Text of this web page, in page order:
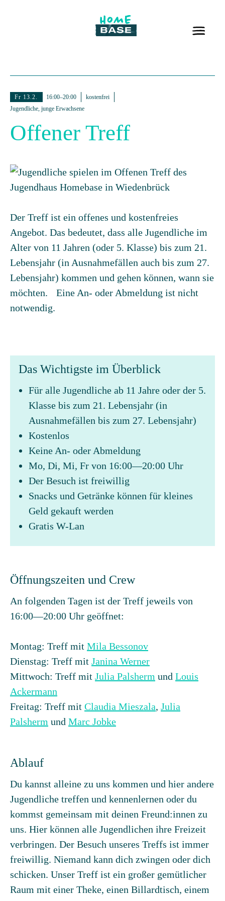
Fr 13.2. 16:00–20:00
kostenfrei
Jugendliche, junge Erwachsene
Offener Treff
Der Treff ist ein offenes und kostenfreies
Angebot. Das bedeutet, dass alle Jugendliche im
Alter von 11 Jahren (oder 5. Klasse) bis zum 21.
Lebensjahr (in Ausnahmefällen auch bis zum 27.
Lebensjahr) kommen und gehen können, wann sie
möchten. Eine An- oder Abmeldung ist nicht
notwendig.
Das Wichtigste im Überblick
Für alle Jugendliche ab 11 Jahre oder der 5.
Klasse bis zum 21. Lebensjahr (in
Ausnahmefällen bis zum 27. Lebensjahr)
Kostenlos
Keine An- oder Abmeldung
Mo, Di, Mi, Fr von 16:00—20:00 Uhr
Der Besuch ist freiwillig
Snacks und Getränke können für kleines
Geld gekauft werden
Gratis W-Lan
Öffnungszeiten und Crew
An folgenden Tagen ist der Treff jeweils von
16:00—20:00 Uhr geöffnet:
Montag: Treff mit Mila Bessonov
Dienstag: Treff mit Janina Werner
Mittwoch: Treff mit Julia Palsherm und Louis
Ackermann
Freitag: Treff mit Claudia Mieszala, Julia
Palsherm und Marc Jobke
Ablauf
Du kannst alleine zu uns kommen und hier andere
Jugendliche treffen und kennenlernen oder du
kommst gemeinsam mit deinen Freund:innen zu
uns. Hier können alle Jugendlichen ihre Freizeit
verbringen. Der Besuch unseres Treffs ist immer
freiwillig. Niemand kann dich zwingen oder dich
schicken. Unser Treff ist ein großer gemütlicher
Raum mit einer Theke, einen Billardtisch, einem